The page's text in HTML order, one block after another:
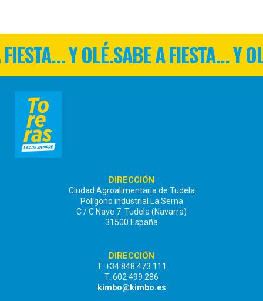
Y OLÉ.SABE A FIESTA... Y
DIRECCIÓN
Ciudad Agroalimentaria de Tudela
Polígono industrial La Serna
C / C Nave 7. Tudela (Navarra)
31500 España
DIRECCIÓN
T. +34 848 473 111
T. 602 499 286
kimbo@kimbo.es